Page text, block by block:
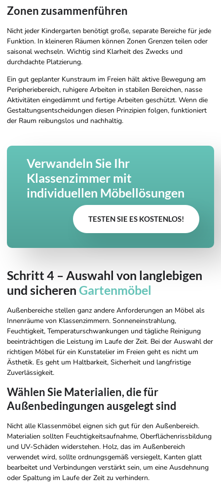
Zonen zusammenführen
Nicht jeder Kindergarten benötigt große, separate Bereiche für jede
Funktion. In kleineren Räumen können Zonen Grenzen teilen oder
saisonal wechseln. Wichtig sind Klarheit des Zwecks und
durchdachte Platzierung.
Ein gut geplanter Kunstraum im Freien hält aktive Bewegung am
Peripheriebereich, ruhigere Arbeiten in stabilen Bereichen, nasse
Aktivitäten eingedämmt und fertige Arbeiten geschützt. Wenn die
Gestaltungsentscheidungen diesen Prinzipien folgen, funktioniert
der Raum reibungslos und nachhaltig.
Verwandeln Sie Ihr
Klassenzimmer mit
individuellen Möbellösungen
TESTEN SIE ES KOSTENLOS!
Schritt 4 – Auswahl von langlebigen
und sicheren Gartenmöbel
Außenbereiche stellen ganz andere Anforderungen an Möbel als
Innenräume von Klassenzimmern. Sonneneinstrahlung,
Feuchtigkeit, Temperaturschwankungen und tägliche Reinigung
beeinträchtigen die Leistung im Laufe der Zeit. Bei der Auswahl der
richtigen Möbel für ein Kunstatelier im Freien geht es nicht um
Ästhetik. Es geht um Haltbarkeit, Sicherheit und langfristige
Zuverlässigkeit.
Wählen Sie Materialien, die für
Außenbedingungen ausgelegt sind
Nicht alle Klassenmöbel eignen sich gut für den Außenbereich.
Materialien sollten Feuchtigkeitsaufnahme, Oberflächenrissbildung
und UV-Schäden widerstehen. Holz, das im Außenbereich
verwendet wird, sollte ordnungsgemäß versiegelt, Kanten glatt
bearbeitet und Verbindungen verstärkt sein, um eine Ausdehnung
oder Spaltung im Laufe der Zeit zu verhindern.